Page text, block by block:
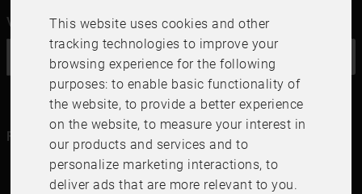
This website uses cookies and other
tracking technologies to improve your
browsing experience for the following
purposes:to enable basic functionality of
the website, to provide a better experience
on the website,to measure your interest in
our products and services and to
personalize marketing interactions,to
deliver ads that are more relevant to you.
Vil du ha vårt nyhetsbrev?
Følg oss i dine kanaler